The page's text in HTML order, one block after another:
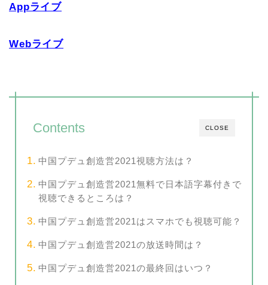
Appライブ
Webライブ
CLOSE
Contents
中国プデュ創造営2021視聴方法は？
中国プデュ創造営2021無料で日本語字幕付きで
視聴できるところは？
中国プデュ創造営2021はスマホでも視聴可能？
中国プデュ創造営2021の放送時間は？
中国プデュ創造営2021の最終回はいつ？